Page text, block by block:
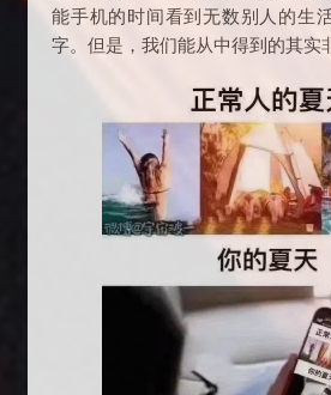
能手机的时间看到无数别人的生
字。但是，我们能从中得到的其实